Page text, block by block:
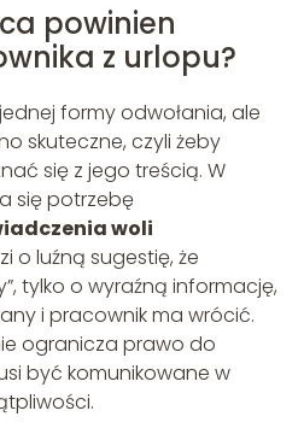
powinien
z urlopu?
formy odwołania, ale
skuteczne, czyli żeby
się z jego treścią. W
się potrzebę
woli
o luźną sugestię, że
tylko o wyraźną informację,
i pracownik ma wrócić.
ogranicza prawo do
być komunikowane w